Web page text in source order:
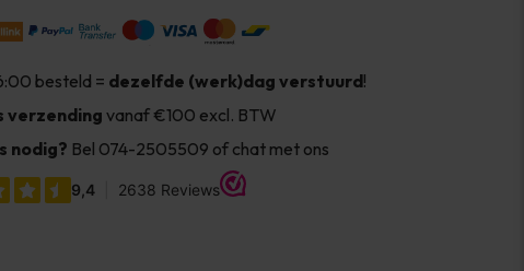
besteld = dezelfde (werk)dag verstuurd!
verzendingvanaf €100 excl. BTW
nodig? Bel 074-2505509 of chat met ons